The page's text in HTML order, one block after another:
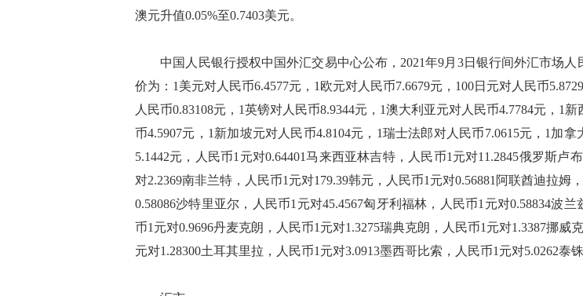
澳元升值0.05%至0.7403美元。
中国人民银行授权中国外汇交易中心公布，2021年9月3日银行间外汇市场人
价为：1美元对人民币6.4577元，1欧元对人民币7.6679元，100日元对人民币
人民币0.83108元，1英镑对人民币8.9344元，1澳大利亚元对人民币4.7784元，1
币4.5907元，1新加坡元对人民币4.8104元，1瑞士法郎对人民币7.0615元，1加拿
5.1442元，人民币1元对0.64401马来西亚林吉特，人民币1元对11.2845俄罗斯卢
对2.2369南非兰特，人民币1元对179.39韩元，人民币1元对0.56881阿联酋迪拉姆
0.58086沙特里亚尔，人民币1元对45.4567匈牙利福林，人民币1元对0.58834波兰
币1元对0.9696丹麦克朗，人民币1元对1.3275瑞典克朗，人民币1元对1.3387挪威
元对1.28300土耳其里拉，人民币1元对3.0913墨西哥比索，人民币1元对5.0262泰铢